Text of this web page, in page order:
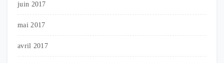
juin 2017
mai 2017
avril 2017